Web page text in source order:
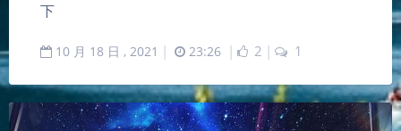
下
10 月 18 日 , 2021 | 23:26 | 2 | 1